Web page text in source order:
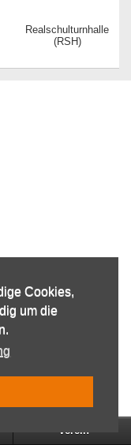
Cookies,
um die
Realschulturnhalle
(RSH)
Verein